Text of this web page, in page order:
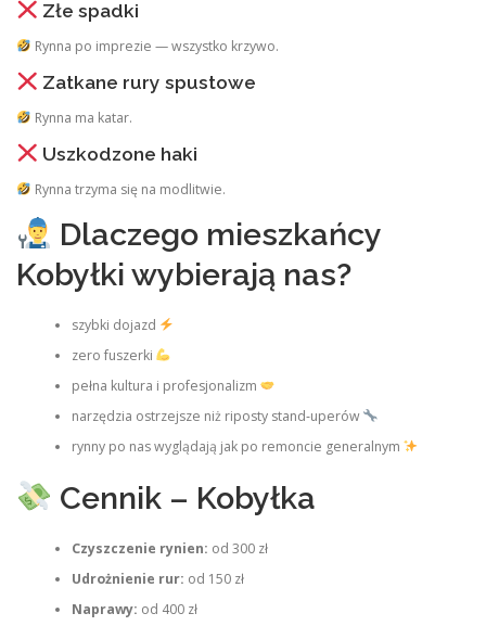
Złe spadki
Rynna po imprezie — wszystko krzywo.
Zatkane rury spustowe
Rynna ma katar.
Uszkodzone haki
Rynna trzyma się na modlitwie.
Dlaczego mieszkańcy
Kobyłki wybierają nas?
szybki dojazd
zero fuszerki
pełna kultura i profesjonalizm
narzędzia ostrzejsze niż riposty stand‑uperów
rynny po nas wyglądają jak po remoncie generalnym
Cennik – Kobyłka
Czyszczenie rynien: od 300 zł
Udrożnienie rur: od 150 zł
Naprawy: od 400 zł